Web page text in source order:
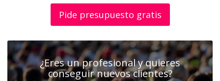
Pide presupuesto gratis
¿Eres un profesional y quieres
conseguir nuevos clientes?